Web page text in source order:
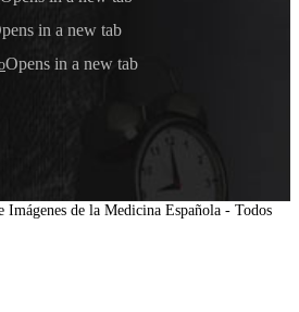
in a new tab
Opens in a new tab
de la Medicina Española - Todos